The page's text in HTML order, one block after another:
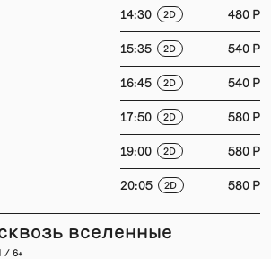
14:30 2D 480 P
15:35 2D 540 P
16:45 2D 540 P
17:50 2D 580 P
19:00 2D 580 P
20:05 2D 580 P
вселенные
/ 6+